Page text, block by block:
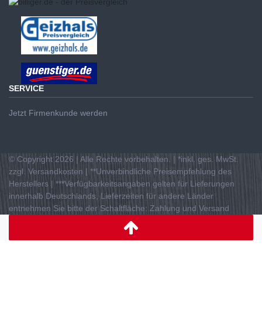
SERVICE
Jetzt Firmenkunde werden
© Copyright 2026 | Alle Rechte vorbehalten. | *inkl. ges. MwSt.
zzgl. Versandkosten | **Unverbindliche Preisempfehlung des
Herstellers | ***Verfügbarkeitsangaben gelten für Lieferungen
innerhalb Deutschlands, Lieferzeiten für andere Länder
entnehmen Sie bitte der Schaltfläche: Zahlung und Versand